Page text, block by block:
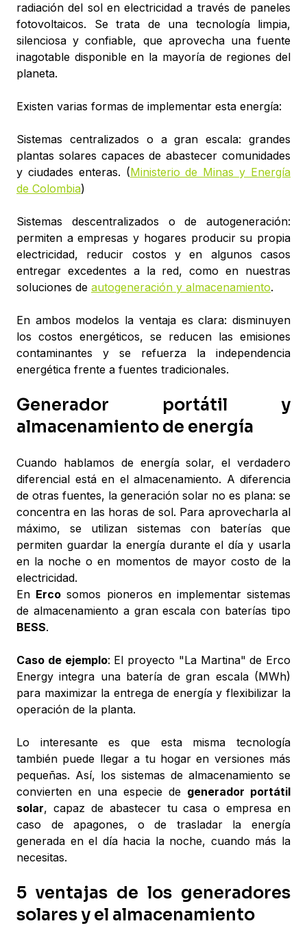
radiación del sol en electricidad a través de paneles
fotovoltaicos. Se trata de una tecnología limpia,
silenciosa y confiable, que aprovecha una fuente
inagotable disponible en la mayoría de regiones del
planeta.
Existen varias formas de implementar esta energía:
Sistemas centralizados o a gran escala: grandes
plantas solares capaces de abastecer comunidades
y ciudades enteras. (Ministerio de Minas y Energía
de Colombia)
Sistemas descentralizados o de autogeneración:
permiten a empresas y hogares producir su propia
electricidad, reducir costos y en algunos casos
entregar excedentes a la red, como en nuestras
soluciones de autogeneración y almacenamiento.
En ambos modelos la ventaja es clara: disminuyen
los costos energéticos, se reducen las emisiones
contaminantes y se refuerza la independencia
energética frente a fuentes tradicionales.
Generador portátil y
almacenamiento de energía
Cuando hablamos de energía solar, el verdadero
diferencial está en el almacenamiento. A diferencia
de otras fuentes, la generación solar no es plana: se
concentra en las horas de sol. Para aprovecharla al
máximo, se utilizan sistemas con baterías que
permiten guardar la energía durante el día y usarla
en la noche o en momentos de mayor costo de la
electricidad.
En Erco somos pioneros en implementar sistemas
de almacenamiento a gran escala con baterías tipo
BESS.
Caso de ejemplo: El proyecto "La Martina" de Erco
Energy integra una batería de gran escala (MWh)
para maximizar la entrega de energía y flexibilizar la
operación de la planta.
Lo interesante es que esta misma tecnología
también puede llegar a tu hogar en versiones más
pequeñas. Así, los sistemas de almacenamiento se
convierten en una especie de generador portátil
solar, capaz de abastecer tu casa o empresa en
caso de apagones, o de trasladar la energía
generada en el día hacia la noche, cuando más la
necesitas.
5 ventajas de los generadores
solares y el almacenamiento